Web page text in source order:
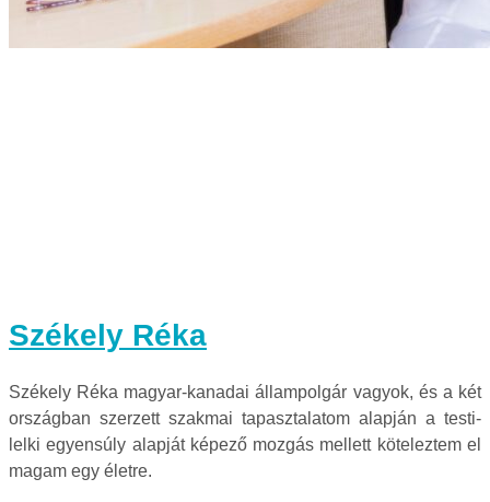
Székely Réka
Székely Réka magyar-kanadai állampolgár vagyok, és a két
országban szerzett szakmai tapasztalatom alapján a testi-
lelki egyensúly alapját képező mozgás mellett köteleztem el
magam egy életre.